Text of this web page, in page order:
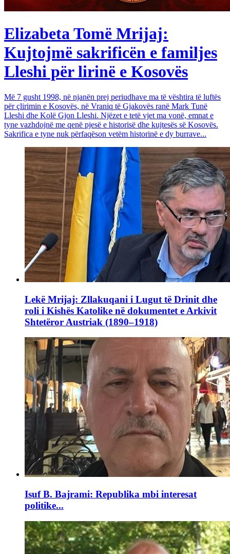
Elizabeta Tomë Mrijaj:
Kujtojmë sakrificën e familjes
Lleshi për lirinë e Kosovës
Më 7 gusht 1998, në njanën prej periudhave ma të vështira të luftës
për çlirimin e Kosovës, në Vraniq të Gjakovës ranë Mark Tunë
Lleshi dhe Kolë Gjon Lleshi. Njëzet e tetë vjet ma vonë, emnat e
tyne vazhdojnë me qenë pjesë e historisë dhe kujtesës së Kosovës.
Sakrifica e tyne nuk përfaqëson vetëm historinë e dy burrave...
Lekë Mrijaj: Zllakuqani i Lugut të Drinit dhe
roli i Kishës Katolike në dokumentet e Arkivit
Shtetëror Austriak (1890–1918)
Isuf B. Bajrami: Republika mbi interesat
politike...